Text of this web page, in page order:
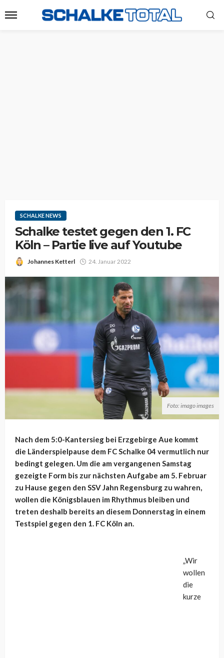
SCHALKE NEWS
Schalke testet gegen den 1. FC
Köln – Partie live auf Youtube
Johannes Ketterl 24. Januar 2022
Foto: imago images
Nach dem 5:0-Kantersieg bei Erzgebirge Aue kommt
die Länderspielpause dem FC Schalke 04 vermutlich nur
bedingt gelegen. Um die am vergangenen Samstag
gezeigte Form bis zur nächsten Aufgabe am 5. Februar
zu Hause gegen den SSV Jahn Regensburg zu wahren,
wollen die Königsblauen im Rhythmus bleiben und
treten deshalb bereits an diesem Donnerstag in einem
Testspiel gegen den 1. FC Köln an.
„Wir
wollen
die
kurze